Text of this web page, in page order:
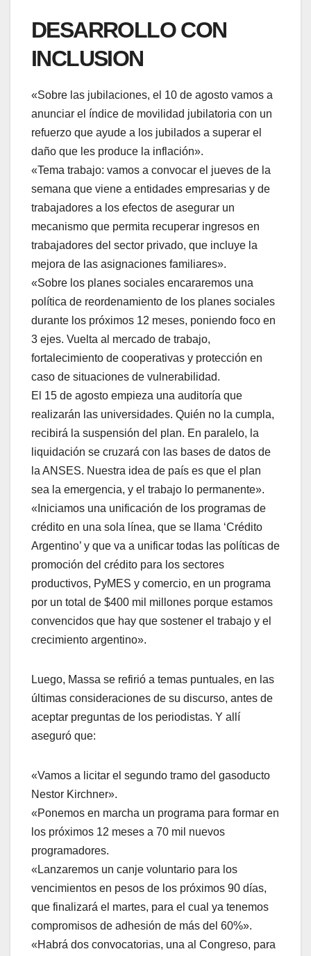
DESARROLLO CON
INCLUSION
«Sobre las jubilaciones, el 10 de agosto vamos a
anunciar el índice de movilidad jubilatoria con un
refuerzo que ayude a los jubilados a superar el
daño que les produce la inflación».
«Tema trabajo: vamos a convocar el jueves de la
semana que viene a entidades empresarias y de
trabajadores a los efectos de asegurar un
mecanismo que permita recuperar ingresos en
trabajadores del sector privado, que incluye la
mejora de las asignaciones familiares».
«Sobre los planes sociales encararemos una
política de reordenamiento de los planes sociales
durante los próximos 12 meses, poniendo foco en
3 ejes. Vuelta al mercado de trabajo,
fortalecimiento de cooperativas y protección en
caso de situaciones de vulnerabilidad.
El 15 de agosto empieza una auditoría que
realizarán las universidades. Quién no la cumpla,
recibirá la suspensión del plan. En paralelo, la
liquidación se cruzará con las bases de datos de
la ANSES. Nuestra idea de país es que el plan
sea la emergencia, y el trabajo lo permanente».
«Iniciamos una unificación de los programas de
crédito en una sola línea, que se llama ‘Crédito
Argentino’ y que va a unificar todas las políticas de
promoción del crédito para los sectores
productivos, PyMES y comercio, en un programa
por un total de $400 mil millones porque estamos
convencidos que hay que sostener el trabajo y el
crecimiento argentino».
Luego, Massa se refirió a temas puntuales, en las
últimas consideraciones de su discurso, antes de
aceptar preguntas de los periodistas. Y allí
aseguró que:
«Vamos a licitar el segundo tramo del gasoducto
Nestor Kirchner».
«Ponemos en marcha un programa para formar en
los próximos 12 meses a 70 mil nuevos
programadores.
«Lanzaremos un canje voluntario para los
vencimientos en pesos de los próximos 90 días,
que finalizará el martes, para el cual ya tenemos
compromisos de adhesión de más del 60%».
«Habrá dos convocatorias, una al Congreso, para